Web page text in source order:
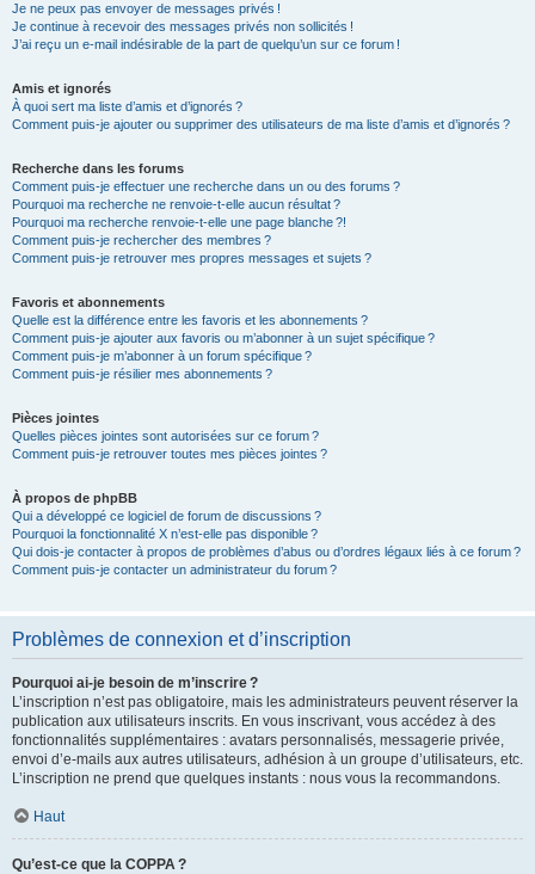
Je ne peux pas envoyer de messages privés !
Je continue à recevoir des messages privés non sollicités !
J’ai reçu un e-mail indésirable de la part de quelqu’un sur ce forum !
Amis et ignorés
À quoi sert ma liste d’amis et d’ignorés ?
Comment puis-je ajouter ou supprimer des utilisateurs de ma liste d’amis et d’ignorés ?
Recherche dans les forums
Comment puis-je effectuer une recherche dans un ou des forums ?
Pourquoi ma recherche ne renvoie-t-elle aucun résultat ?
Pourquoi ma recherche renvoie-t-elle une page blanche ?!
Comment puis-je rechercher des membres ?
Comment puis-je retrouver mes propres messages et sujets ?
Favoris et abonnements
Quelle est la différence entre les favoris et les abonnements ?
Comment puis-je ajouter aux favoris ou m’abonner à un sujet spécifique ?
Comment puis-je m’abonner à un forum spécifique ?
Comment puis-je résilier mes abonnements ?
Pièces jointes
Quelles pièces jointes sont autorisées sur ce forum ?
Comment puis-je retrouver toutes mes pièces jointes ?
À propos de phpBB
Qui a développé ce logiciel de forum de discussions ?
Pourquoi la fonctionnalité X n’est-elle pas disponible ?
Qui dois-je contacter à propos de problèmes d’abus ou d’ordres légaux liés à ce forum ?
Comment puis-je contacter un administrateur du forum ?
Problèmes de connexion et d’inscription
Pourquoi ai-je besoin de m’inscrire ?
L’inscription n’est pas obligatoire, mais les administrateurs peuvent réserver la
publication aux utilisateurs inscrits. En vous inscrivant, vous accédez à des
fonctionnalités supplémentaires : avatars personnalisés, messagerie privée,
envoi d’e-mails aux autres utilisateurs, adhésion à un groupe d’utilisateurs, etc.
L’inscription ne prend que quelques instants : nous vous la recommandons.
Haut
Qu’est-ce que la COPPA ?